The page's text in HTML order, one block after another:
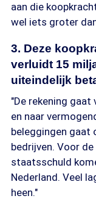
aan die
wel iets groter
3. Deze
verluidt 15
uiteindelijk
"De rekening
en naar
beleggingen gaat
bedrijven. Voor
staatsschuld
Nederland. Veel
heen."